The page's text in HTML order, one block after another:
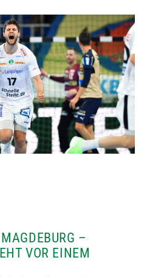
–
VOR EINEM